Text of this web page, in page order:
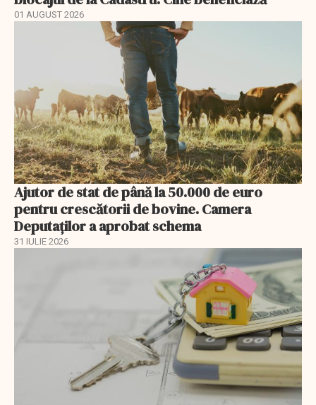
01 AUGUST 2026
Ajutor de stat de până la 50.000 de euro
pentru crescătorii de bovine. Camera
Deputaților a aprobat schema
31 IULIE 2026